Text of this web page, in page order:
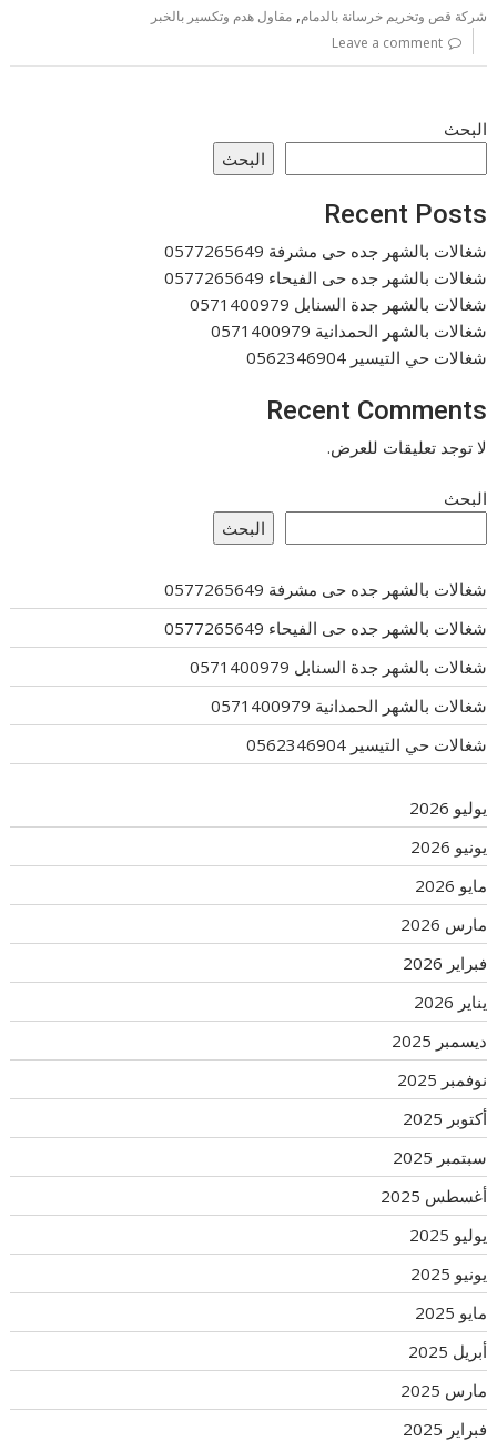
شركة قص وتخريم خرسانة بالدمام,مقاول هدم وتكسير بالخبر
Leave a comment
البحث
البحث
Recent Posts
شغالات بالشهر جده حى مشرفة 0577265649
شغالات بالشهر جده حى الفيحاء 0577265649
شغالات بالشهر جدة السنابل 0571400979
شغالات بالشهر الحمدانية 0571400979
شغالات حي التيسير 0562346904
Recent Comments
لا توجد تعليقات للعرض.
البحث
البحث
شغالات بالشهر جده حى مشرفة 0577265649
شغالات بالشهر جده حى الفيحاء 0577265649
شغالات بالشهر جدة السنابل 0571400979
شغالات بالشهر الحمدانية 0571400979
شغالات حي التيسير 0562346904
يوليو 2026
يونيو 2026
مايو 2026
مارس 2026
فبراير 2026
يناير 2026
ديسمبر 2025
نوفمبر 2025
أكتوبر 2025
سبتمبر 2025
أغسطس 2025
يوليو 2025
يونيو 2025
مايو 2025
أبريل 2025
مارس 2025
فبراير 2025